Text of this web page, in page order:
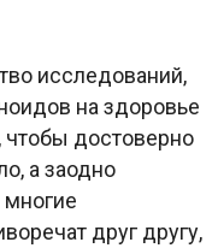
исследований,
на здоровье
чтобы достоверно
а заодно
многие
друг другу,